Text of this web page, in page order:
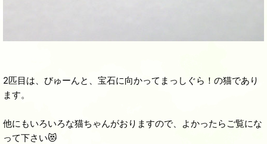
2匹目は、びゅーんと、宝石に向かってまっしぐら！の猫であり
ます。
他にもいろいろな猫ちゃんがおりますので、よかったらご覧にな
って下さい😻